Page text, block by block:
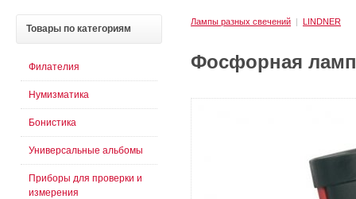
Лампы разных свечений | LINDNER
Фосфорная
Товары по категориям
Филателия
Нумизматика
Бонистика
Универсальные альбомы
Приборы для проверки и
измерения